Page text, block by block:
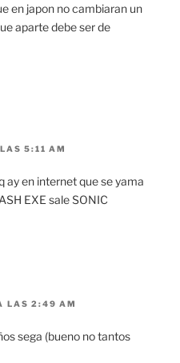
en japon no cambiaran un
aparte debe ser de
5:11 AM
ay en internet que se yama
EXE sale SONIC
LAS 2:49 AM
sega (bueno no tantos